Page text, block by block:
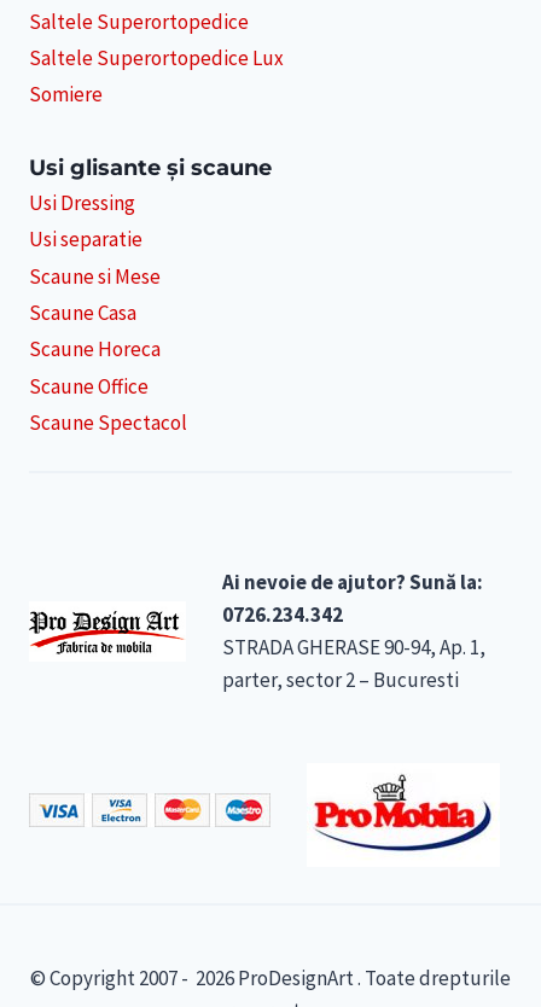
Saltele Superortopedice
Saltele Superortopedice Lux
Somiere
Usi glisante și scaune
Usi Dressing
Usi separatie
Scaune si Mese
Scaune Casa
Scaune Horeca
Scaune Office
Scaune Spectacol
Ai nevoie de ajutor? Sună la:
0726.234.342
STRADA GHERASE 90-94, Ap. 1,
parter, sector 2 – Bucuresti
© Copyright 2007 - 2026 ProDesignArt . Toate drepturile